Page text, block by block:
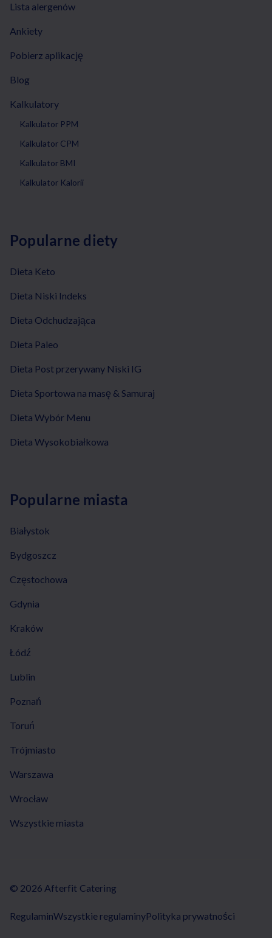
Lista alergenów
Ankiety
Pobierz aplikację
Blog
Kalkulatory
Kalkulator PPM
Kalkulator CPM
Kalkulator BMI
Kalkulator Kalorii
Popularne diety
Dieta Keto
Dieta Niski Indeks
Dieta Odchudzająca
Dieta Paleo
Dieta Post przerywany Niski IG
Dieta Sportowa na masę & Samuraj
Dieta Wybór Menu
Dieta Wysokobiałkowa
Popularne miasta
Białystok
Bydgoszcz
Częstochowa
Gdynia
Kraków
Łódź
Lublin
Poznań
Toruń
Trójmiasto
Warszawa
Wrocław
Wszystkie miasta
© 2026 Afterfit Catering
RegulaminWszystkie regulaminyPolityka prywatności